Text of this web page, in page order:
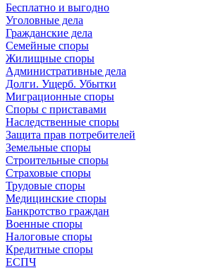
Бесплатно и выгодно
Уголовные дела
Гражданские дела
Семейные споры
Жилищные споры
Административные дела
Долги. Ущерб. Убытки
Миграционные споры
Споры с приставами
Наследственные споры
Защита прав потребителей
Земельные споры
Строительные споры
Страховые споры
Трудовые споры
Медицинские споры
Банкротство граждан
Военные споры
Налоговые споры
Кредитные споры
ЕСПЧ